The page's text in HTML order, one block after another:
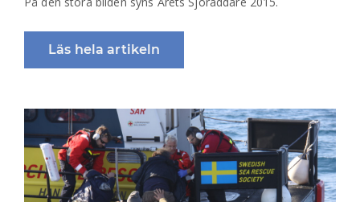
Läs hela artikeln